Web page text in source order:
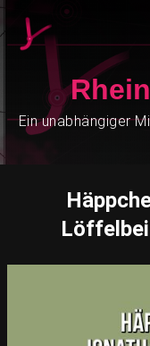
Ein unabhängiger